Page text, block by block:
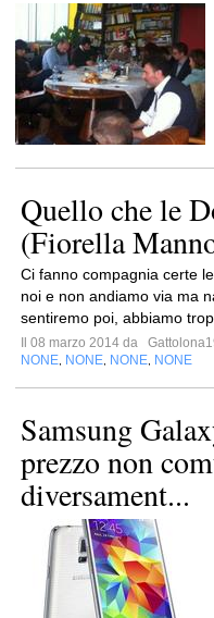
Quello che le
(Fiorella
Ci fanno compagnia certe
noi e non andiamo via ma
sentiremo poi, abbiamo
Il 08 marzo 2014 da
NONE NONE NONE NONE
Samsung
prezzo non
diversament...